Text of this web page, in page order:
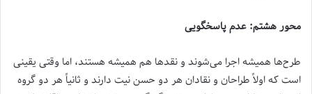
محور هشتم: عدم پاسخگویی
طرح‌ها همیشه اجرا می‌شوند و نقدها هم همیشه هستند، اما وقتی یقینی
است که اولاً طراحان و نقادان هر دو حسن نیت دارند و ثانیاً هر دو گروه